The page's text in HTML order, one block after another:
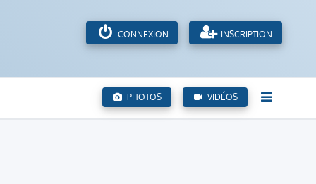
CONNEXION INSCRIPTION
PHOTOS VIDÉOS